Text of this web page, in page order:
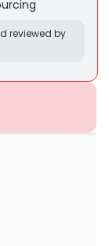
reviewed by